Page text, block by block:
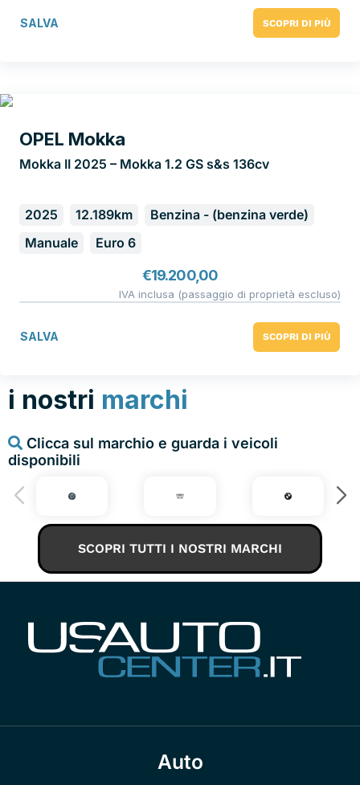
SALVA SCOPRI DI PIÙ
OPEL Mokka
Mokka II 2025 – Mokka 1.2 GS s&s 136cv
2025 12.189km
Benzina - (benzina verde)
Manuale
Euro 6
€19.200,00
IVA inclusa (passaggio di proprietà escluso)
SALVA SCOPRI DI PIÙ
i nostri marchi
Clicca sul marchio e guarda i veicoli
disponibili
SCOPRI TUTTI I NOSTRI MARCHI
Auto